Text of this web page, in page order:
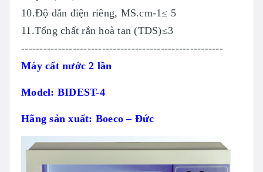
10.Độ dẫn điện riêng, MS.cm-1≤ 5
11.Tổng chất rắn hoà tan (TDS)≤3
-------------------------------------------------------
Máy cất nước 2 lần
Model: BIDEST-4
Hãng sản xuất: Boeco – Đức